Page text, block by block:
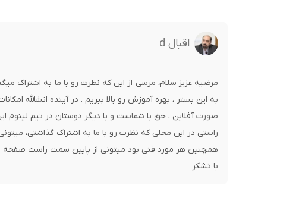
اقبال d
مرضیه عزیز سلام، مرسی از این که نظرت رو با ما به اشتراک
به این بستر ، بهره آموزش رو بالا ببریم . در آینده
با تشکر